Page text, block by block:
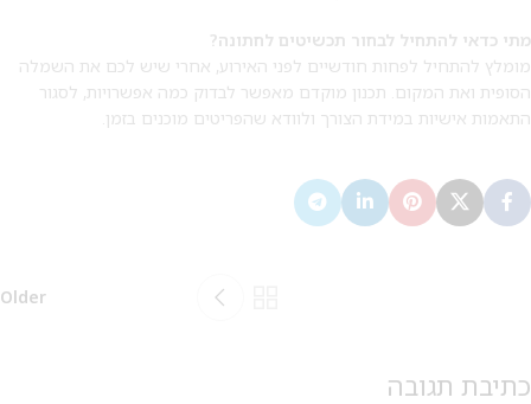
מתי כדאי להתחיל לבחור תכשיטים לחתונה?
מומלץ להתחיל לפחות חודשיים לפני האירוע, אחרי שיש לכם את השמלה
הסופית ואת המקום. תכנון מוקדם מאפשר לבדוק כמה אפשרויות, לסגור
התאמות אישיות במידת הצורך ולוודא שהפריטים מוכנים בזמן.
Older
כתיבת תגובה